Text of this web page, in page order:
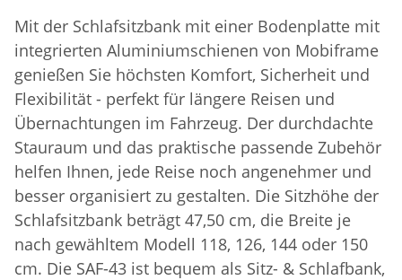
Mit der Schlafsitzbank mit einer Bodenplatte mit
integrierten Aluminiumschienen von Mobiframe
genießen Sie höchsten Komfort, Sicherheit und
Flexibilität - perfekt für längere Reisen und
Übernachtungen im Fahrzeug. Der durchdachte
Stauraum und das praktische passende Zubehör
helfen Ihnen, jede Reise noch angenehmer und
besser organisiert zu gestalten. Die Sitzhöhe der
Schlafsitzbank beträgt 47,50 cm, die Breite je
nach gewähltem Modell 118, 126, 144 oder 150
cm. Die SAF-43 ist bequem als Sitz- & Schlafbank,